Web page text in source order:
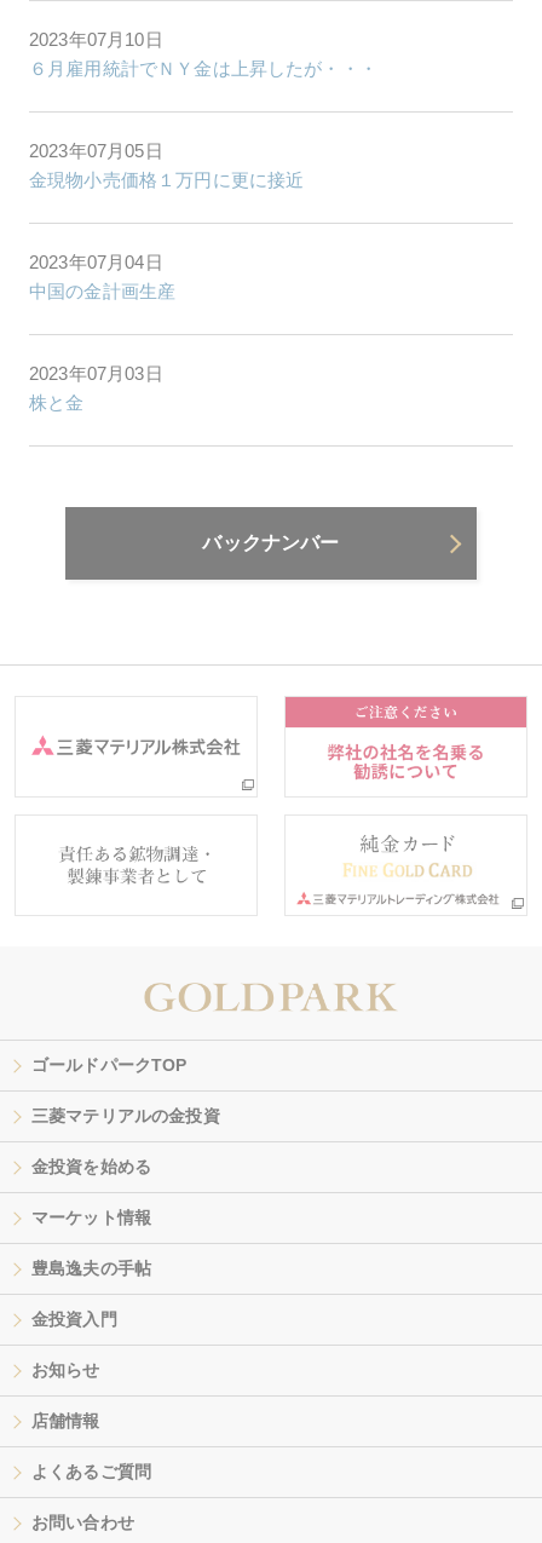
2023年07月10日
６月雇用統計でＮＹ金は上昇したが・・・
2023年07月05日
金現物小売価格１万円に更に接近
2023年07月04日
中国の金計画生産
2023年07月03日
株と金
バックナンバー
ゴールドパークTOP
三菱マテリアルの金投資
金投資を始める
マーケット情報
豊島逸夫の手帖
金投資入門
お知らせ
店舗情報
よくあるご質問
お問い合わせ